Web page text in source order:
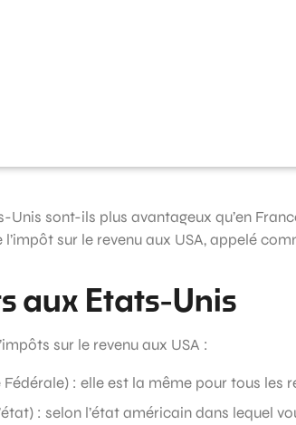
Unis sont-ils plus avantageux qu’en
sur le revenu aux USA, appelé
aux Etats-Unis
sur le revenu aux USA :
Fédérale) : elle est la même pour tous les
: selon l’état américain dans lequel